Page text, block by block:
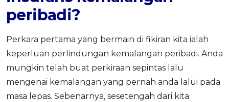
peribadi?
Perkara pertama yang bermain di fikiran kita ialah
keperluan perlindungan kemalangan peribadi. Anda
mungkin telah buat perkiraan sepintas lalu
mengenai kemalangan yang pernah anda lalui pada
masa lepas. Sebenarnya, sesetengah dari kita